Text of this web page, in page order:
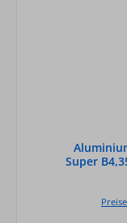
Super